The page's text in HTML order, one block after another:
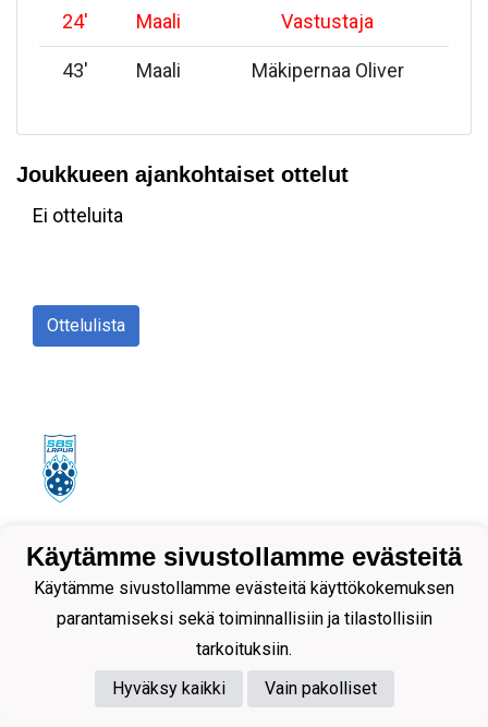
24' Maali Vastustaja
43' Maali Mäkipernaa Oliver
Joukkueen ajankohtaiset ottelut
Ei otteluita
Ottelulista
Tietosuojaseloste
Powered by
Käytämme sivustollamme evästeitä
Käytämme sivustollamme evästeitä käyttökokemuksen
parantamiseksi sekä toiminnallisiin ja tilastollisiin
tarkoituksiin.
Hyväksy kaikki
Vain pakolliset